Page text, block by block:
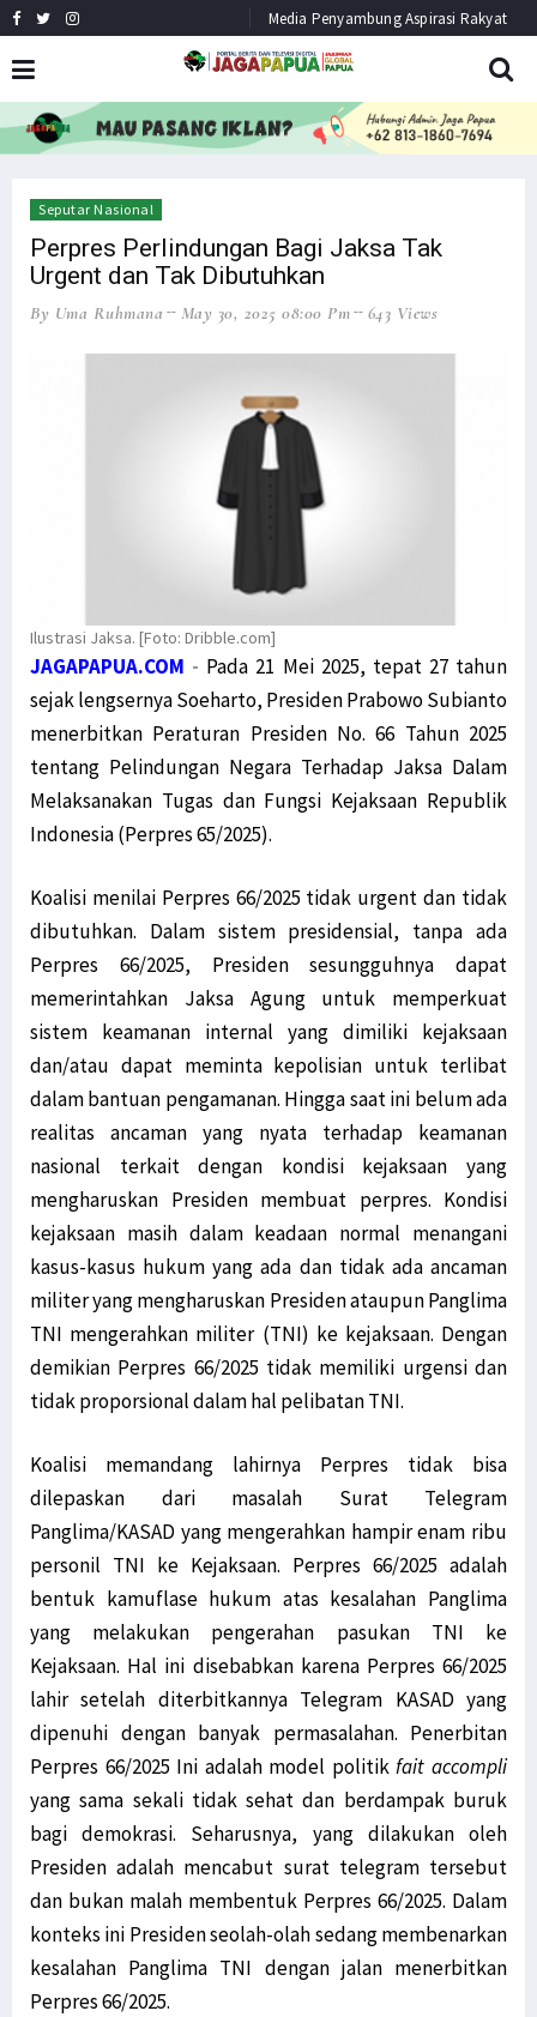
Media Penyambung Aspirasi Rakyat
HEADLINENEWS
Seputar Nasional
Perpres Perlindungan Bagi Jaksa Tak
Urgent dan Tak Dibutuhkan
By Uma Ruhmana May 30, 2025 08:00 Pm 643 Views
Ilustrasi Jaksa. [Foto: Dribble.com]
JAGAPAPUA.COM - Pada 21 Mei 2025, tepat 27 tahun
sejak lengsernya Soeharto, Presiden Prabowo Subianto
menerbitkan Peraturan Presiden No. 66 Tahun 2025
tentang Pelindungan Negara Terhadap Jaksa Dalam
Melaksanakan Tugas dan Fungsi Kejaksaan Republik
Indonesia (Perpres 65/2025).
Koalisi menilai Perpres 66/2025 tidak urgent dan tidak
dibutuhkan. Dalam sistem presidensial, tanpa ada
Perpres 66/2025, Presiden sesungguhnya dapat
memerintahkan Jaksa Agung untuk memperkuat
sistem keamanan internal yang dimiliki kejaksaan
dan/atau dapat meminta kepolisian untuk terlibat
dalam bantuan pengamanan. Hingga saat ini belum ada
realitas ancaman yang nyata terhadap keamanan
nasional terkait dengan kondisi kejaksaan yang
mengharuskan Presiden membuat perpres. Kondisi
kejaksaan masih dalam keadaan normal menangani
kasus-kasus hukum yang ada dan tidak ada ancaman
militer yang mengharuskan Presiden ataupun Panglima
TNI mengerahkan militer (TNI) ke kejaksaan. Dengan
demikian Perpres 66/2025 tidak memiliki urgensi dan
tidak proporsional dalam hal pelibatan TNI.
Koalisi memandang lahirnya Perpres tidak bisa
dilepaskan dari masalah Surat Telegram
Panglima/KASAD yang mengerahkan hampir enam ribu
personil TNI ke Kejaksaan. Perpres 66/2025 adalah
bentuk kamuflase hukum atas kesalahan Panglima
yang melakukan pengerahan pasukan TNI ke
Kejaksaan. Hal ini disebabkan karena Perpres 66/2025
lahir setelah diterbitkannya Telegram KASAD yang
dipenuhi dengan banyak permasalahan. Penerbitan
Perpres 66/2025 Ini adalah model politikfait accompli
yang sama sekali tidak sehat dan berdampak buruk
bagi demokrasi. Seharusnya, yang dilakukan oleh
Presiden adalah mencabut surat telegram tersebut
dan bukan malah membentuk Perpres 66/2025. Dalam
konteks ini Presiden seolah-olah sedang membenarkan
kesalahan Panglima TNI dengan jalan menerbitkan
Perpres 66/2025.